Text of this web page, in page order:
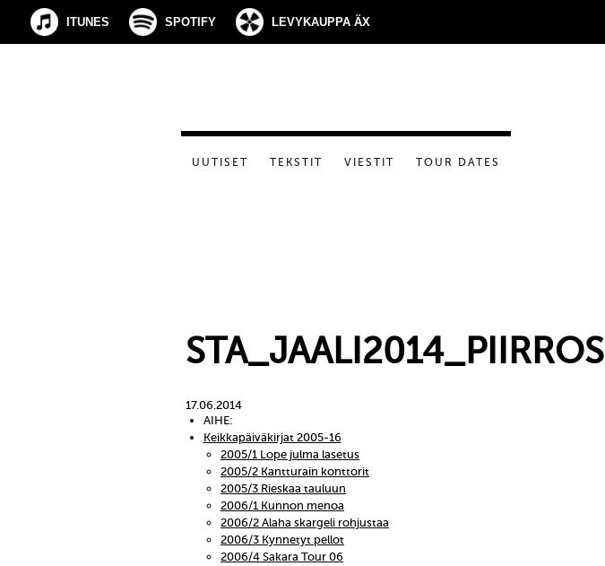
ITUNES SPOTIFY LEVYKAUPPA ÄX
UUTISET TEKSTIT VIESTIT TOUR DATES
STA_JAALI2014_PIIRROS
17.06.2014
AIHE:
Keikkapäiväkirjat 2005-16
2005/1 Lope julma lasetus
2005/2 Kantturain konttorit
2005/3 Rieskaa tauluun
2006/1 Kunnon menoa
2006/2 Alaha skargeli rohjustaa
2006/3 Kynnetyt pellot
2006/4 Sakara Tour 06